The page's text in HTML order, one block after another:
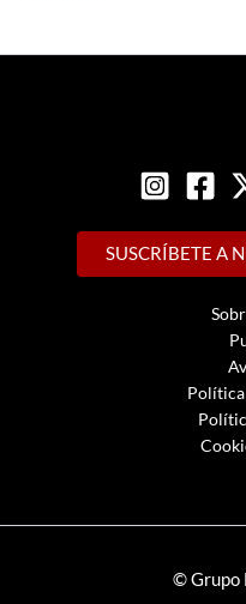
SUSCRÍBETE A
© Grupo